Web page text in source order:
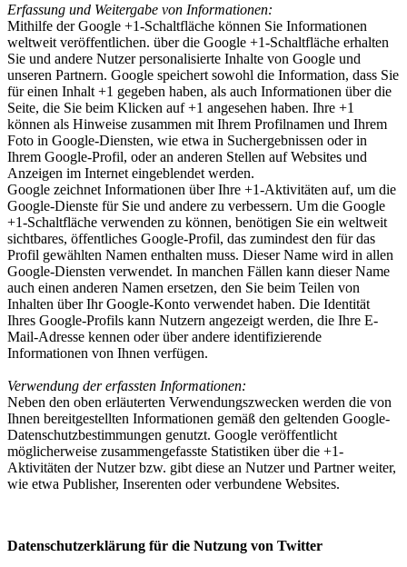
Erfassung und Weitergabe von Informationen:
Mithilfe der Google +1-Schaltfläche können Sie Informationen
weltweit veröffentlichen. über die Google +1-Schaltfläche erhalten
Sie und andere Nutzer personalisierte Inhalte von Google und
unseren Partnern. Google speichert sowohl die Information, dass Sie
für einen Inhalt +1 gegeben haben, als auch Informationen über die
Seite, die Sie beim Klicken auf +1 angesehen haben. Ihre +1
können als Hinweise zusammen mit Ihrem Profilnamen und Ihrem
Foto in Google-Diensten, wie etwa in Suchergebnissen oder in
Ihrem Google-Profil, oder an anderen Stellen auf Websites und
Anzeigen im Internet eingeblendet werden.
Google zeichnet Informationen über Ihre +1-Aktivitäten auf, um die
Google-Dienste für Sie und andere zu verbessern. Um die Google
+1-Schaltfläche verwenden zu können, benötigen Sie ein weltweit
sichtbares, öffentliches Google-Profil, das zumindest den für das
Profil gewählten Namen enthalten muss. Dieser Name wird in allen
Google-Diensten verwendet. In manchen Fällen kann dieser Name
auch einen anderen Namen ersetzen, den Sie beim Teilen von
Inhalten über Ihr Google-Konto verwendet haben. Die Identität
Ihres Google-Profils kann Nutzern angezeigt werden, die Ihre E-
Mail-Adresse kennen oder über andere identifizierende
Informationen von Ihnen verfügen.
Verwendung der erfassten Informationen:
Neben den oben erläuterten Verwendungszwecken werden die von
Ihnen bereitgestellten Informationen gemäß den geltenden Google-
Datenschutzbestimmungen genutzt. Google veröffentlicht
möglicherweise zusammengefasste Statistiken über die +1-
Aktivitäten der Nutzer bzw. gibt diese an Nutzer und Partner weiter,
wie etwa Publisher, Inserenten oder verbundene Websites.
Datenschutzerklärung für die Nutzung von Twitter